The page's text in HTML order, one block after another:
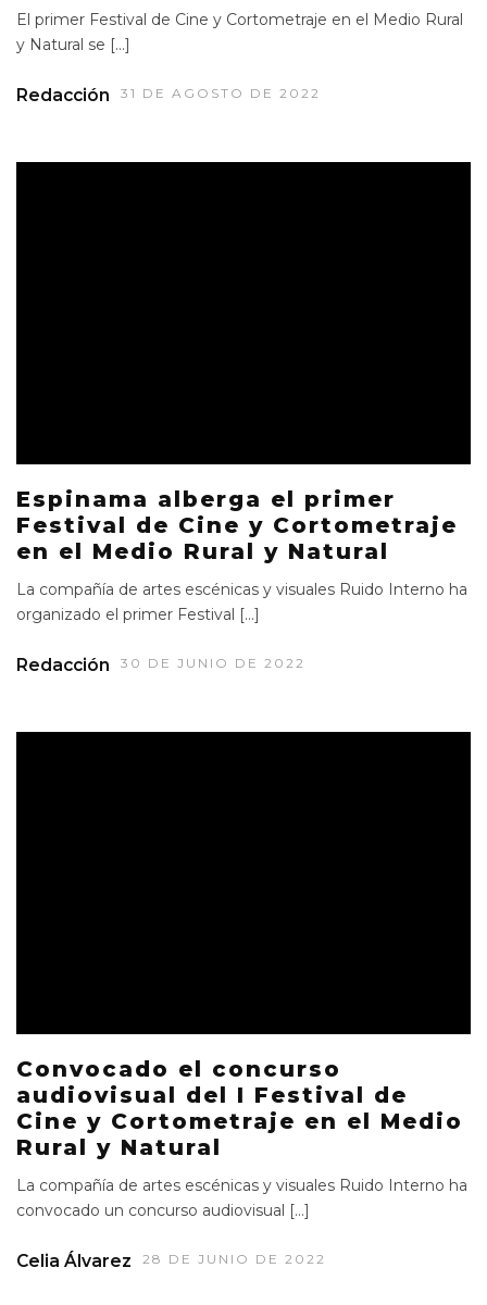
El primer Festival de Cine y Cortometraje en el Medio Rural
y Natural se […]
Redacción 31 DE AGOSTO DE 2022
Espinama alberga el primer
Festival de Cine y Cortometraje
en el Medio Rural y Natural
La compañía de artes escénicas y visuales Ruido Interno ha
organizado el primer Festival […]
Redacción 30 DE JUNIO DE 2022
Convocado el concurso
audiovisual del I Festival de
Cine y Cortometraje en el Medio
Rural y Natural
La compañía de artes escénicas y visuales Ruido Interno ha
convocado un concurso audiovisual […]
Celia Álvarez 28 DE JUNIO DE 2022